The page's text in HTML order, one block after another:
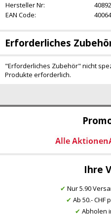
Ihre
✔ Nur 5.90
✔ Ab 50.- CHF
✔ Abholen
Hersteller Nr:
EAN Code:
Erforderliches
"Erforderliches Zubehör" nicht
Produkte erforderlich.